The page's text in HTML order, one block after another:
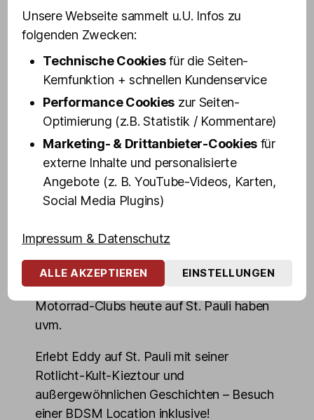
Mit dem berühmten Panik-Rocker machte
der gebürtige Hagener jahrzehntelang
nicht nur St. Pauli ›unsicher‹ – er war als
Mitglied eines berüchtigten Motorrad-
Clubs in jüngeren Jahren auch bundesweit
im Milieu ›aktiv‹.
Erfahrt aus erster Hand u. a., wie und
warum Eddy das erste Mal auf St. Pauli
gestrandet ist, was es mit Udo
Lindenbergs Stern vor dem Café Keese auf
sich hat, wo der Kult-Bodyguard das erste
sein geheimes »Nachtbüro« hatte, wie
man überhaupt in eine Motorrad-Gang
aufgenommen wird, welche Bedeutung
Motorrad-Clubs heute auf St. Pauli haben
uvm.
Erlebt Eddy auf St. Pauli mit seiner
Rotlicht-Kult-Kieztour und
außergewöhnlichen Geschichten – Besuch
einer BDSM Location inklusive!
Unsere Webseite sammelt u.U. Infos zu
folgenden Zwecken:
Technische Cookiesfür die Seiten-
Kernfunktion + schnellen Kundenservice
Performance Cookies zur Seiten-
Optimierung (z.B. Statistik / Kommentare)
Marketing- & Drittanbieter-Cookies für
externe Inhalte und personalisierte
Angebote (z. B. YouTube-Videos, Karten,
Social Media Plugins)
Impressum & Datenschutz
ALLE AKZEPTIEREN EINSTELLUNGEN